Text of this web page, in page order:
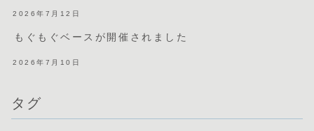
2026年7月12日
もぐもぐベースが開催されました
2026年7月10日
タグ